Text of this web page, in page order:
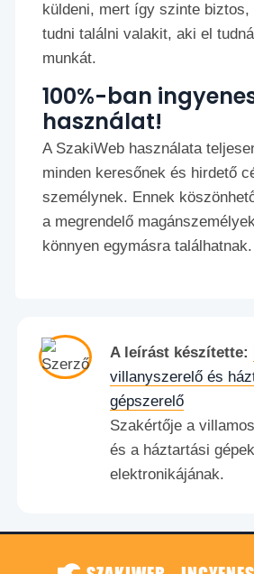
küldeni, mert így szinte biztos,
tudni találni valakit, aki el
munkát.
100%-ban
használat!
A SzakiWeb használata
minden keresőnek és hirdető
személynek. Ennek
a megrendelő
könnyen egymásra találhatnak.
A leírást készítette:
villanyszerelő és
gépszerelő
Szakértője a
és a háztartási gépek
elektronikájának.